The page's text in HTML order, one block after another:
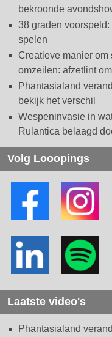
bekroonde
38 graden
spelen
Creatieve manier
omzeilen: afzetlint
Phantasialand
bekijk het verschil
Wespeninvasie in
Rulantica belaagd
Volg Looopings
Laatste video's
Phantasialand